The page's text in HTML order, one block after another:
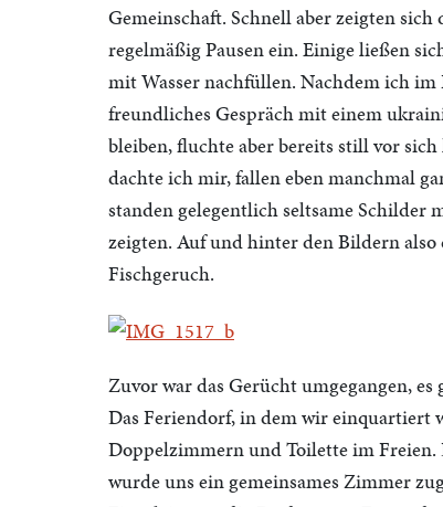
Gemeinschaft. Schnell aber zeigten
regelmäßig Pausen ein. Einige ließen
mit Wasser nachfüllen. Nachdem ich im
freundliches Gespräch mit einem
bleiben, fluchte aber bereits still vor
dachte ich mir, fallen eben manchmal
standen gelegentlich seltsame Schilder
zeigten. Auf und hinter den Bildern
Fischgeruch.
Zuvor war das Gerücht umgegangen,
Das Feriendorf, in dem wir einquartiert
Doppelzimmern und Toilette im
wurde uns ein gemeinsames Zimmer